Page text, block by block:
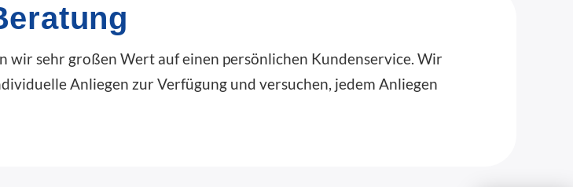
wir sehr großen Wert auf einen persönlichen Kundenservice. Wir
Anliegen zur Verfügung und versuchen, jedem Anliegen